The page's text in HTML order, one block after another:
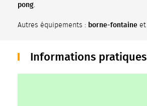
pong.
Autres équipements : borne-fontaine et
Informations pratiques